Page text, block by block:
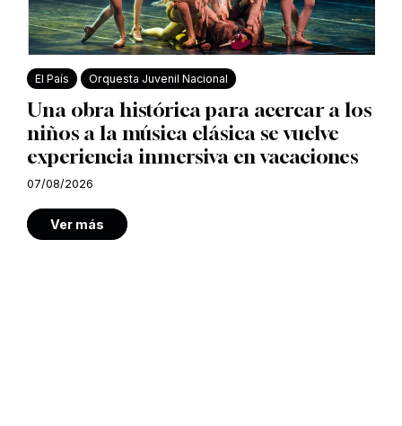
El País Orquesta Juvenil Nacional
Una obra histórica para acercar a los
niños a la música clásica se vuelve
experiencia inmersiva en vacaciones
07/08/2026
Ver más